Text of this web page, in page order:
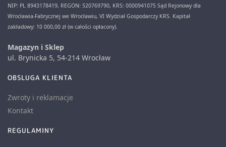
NIP: PL 8943178419, REGON: 520769790, KRS: 0000941075 Sąd Rejonowy dla
Wrocławia-Fabrycznej we Wrocławiu, VI Wydział Gospodarczy KRS. Kapitał
zakładowy: 10 000,00 zł (w całości opłacony).
Magazyn i Sklep
ul. Brynicka 5, 54-214 Wrocław
OBSLUGA KLIENTA
Zwroty i reklamacje
Kontakt
REGULAMINY